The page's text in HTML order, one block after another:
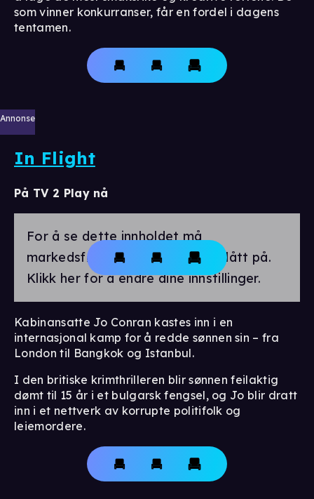
som vinner konkurranser, får en fordel i dagens
tentamen.
Annonse
In Flight
På TV 2 Play nå
For å se dette innholdet må
markedsførings-cookies være slått på.
Klikk her for å endre dine innstillinger.
Kabinansatte Jo Conran kastes inn i en
internasjonal kamp for å redde sønnen sin – fra
London til Bangkok og Istanbul.
I den britiske krimthrilleren blir sønnen feilaktig
dømt til 15 år i et bulgarsk fengsel, og Jo blir dratt
inn i et nettverk av korrupte politifolk og
leiemordere.